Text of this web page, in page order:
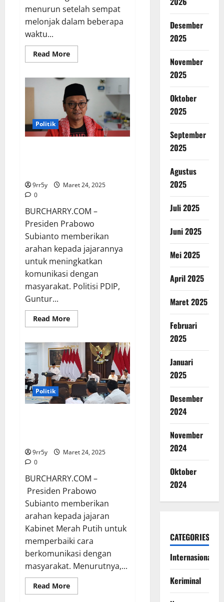
menurun setelah sempat
melonjak dalam beberapa
waktu...
Read MoreRead
more
Sebut
Harga
Cabai
Turun,
Berikut
Kondisi
di
Petani
dan
Politik
9rr5y
Maret 24, 2025
0
BURCHARRY.COM –
Presiden Prabowo
Subianto memberikan
arahan kepada jajarannya
untuk meningkatkan
komunikasi dengan
masyarakat. Politisi PDIP,
Guntur...
Read MoreRead
more
Minta
Komunikasi
Ditingkatkan,
Guntur
Romli
Soroti
Kepala
PCO
Politik
9rr5y
Maret 24, 2025
0
BURCHARRY.COM –
Presiden Prabowo
Subianto memberikan
arahan kepada jajaran
Kabinet Merah Putih untuk
memperbaiki cara
berkomunikasi dengan
masyarakat. Menurutnya,...
Read MoreRead
more
Desember
2025
November
2025
Oktober
2025
September
2025
Agustus
2025
Juli 2025
Juni 2025
Mei 2025
April 2025
Maret 2025
Februari
2025
Januari
2025
Desember
2024
November
2024
Oktober
2024
CATEGORIES
Internasional
Keriminal